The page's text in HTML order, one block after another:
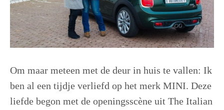
Om maar meteen met de deur in huis te vallen: Ik
ben al een tijdje verliefd op het merk MINI. Deze
liefde begon met de openingsscène uit The Italian